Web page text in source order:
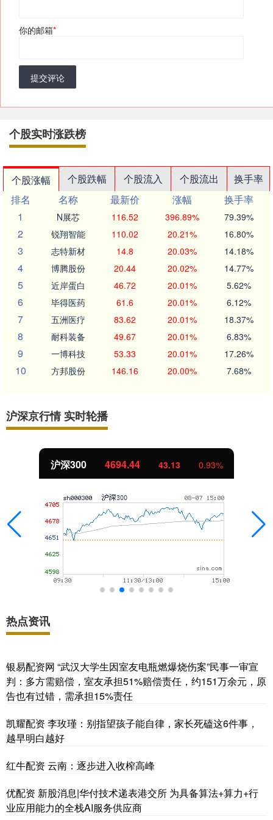
你的邮箱*
提交评论
个股实时涨跌榜
个股涨幅 个股跌幅 个股流入 个股流出
换手率
排名
名称 最新价 涨幅
换手率
1
N展芯 116.52 396.89% 79.39%
2 锐翔智能 110.02 20.21% 16.80%
3 志特新材 14.8 20.03% 14.18%
4 博腾股份 20.44 20.02% 14.77%
5 近岸蛋白 46.72 20.01% 5.62%
6 毕得医药 61.6 20.01% 6.12%
7 五洲医疗 83.62 20.01% 18.37%
8 耐科装备 49.67 20.01% 6.83%
9 一博科技 53.33 20.01% 17.26%
10 方邦股份 146.16 20.00% 7.68%
沪深京行情 实时轮播
43.13 0.93% 北证50
热点资讯
银易配资网 “武汉大学生因室友电瓶燃爆烧伤案”民事一审宣
判：多方需赔偿，室友承担51%赔偿责任，约151万余元，原
告也有过错，需承担15%责任
凯耀配资 李玫瑾：别指望孩子能自律，家长死磕这6件事，
越早明白越好
红牛配资 云南：逐步进入收榨高峰
优配资 新股消息|华付技术递表港交所 为具备算法+算力+行
业应用能力的全栈AI服务供应商